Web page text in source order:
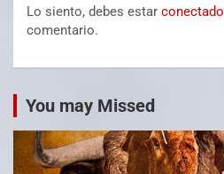
Lo siento, debes estar conectado
comentario.
You may Missed